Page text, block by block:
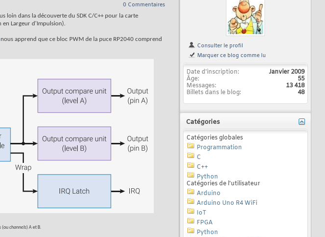
0 Commentaires
loin dans la découverte du SDK C/C++ pour la carte
Largeur d'Impulsion).
nous apprend que ce bloc PWM de la puce RP2040 comprend
(ouchannels) A et B.
Consulter le profil
Marquer ce blog comme lu
Date d'inscription
Janvier 2009
Âge
55
Messages
13 418
Billets dans le blog
48
Catégories
Catégories globales
Programmation
C
C++
Python
Catégories de l'utilisateur
Arduino
Arduino Uno R4 WiFi
IoT
FPGA
Python